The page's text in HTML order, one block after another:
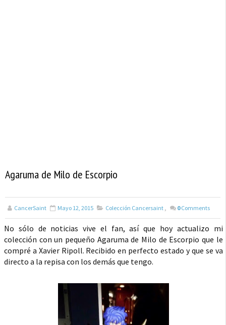
Agaruma de Milo de Escorpio
CancerSaint Mayo 12, 2015 Colección Cancersaint , 0 Comments
No sólo de noticias vive el fan, así que hoy actualizo mi
colección con un pequeño Agaruma de Milo de Escorpio que le
compré a Xavier Ripoll. Recibido en perfecto estado y que se va
directo a la repisa con los demás que tengo.